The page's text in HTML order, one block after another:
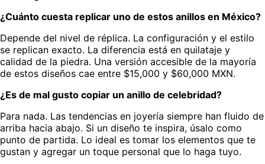
¿Cuánto cuesta replicar uno de estos anillos en México?
Depende del nivel de réplica. La configuración y el estilo
se replican exacto. La diferencia está en quilataje y
calidad de la piedra. Una versión accesible de la mayoría
de estos diseños cae entre $15,000 y $60,000 MXN.
¿Es de mal gusto copiar un anillo de celebridad?
Para nada. Las tendencias en joyería siempre han fluido de
arriba hacia abajo. Si un diseño te inspira, úsalo como
punto de partida. Lo ideal es tomar los elementos que te
gustan y agregar un toque personal que lo haga tuyo.